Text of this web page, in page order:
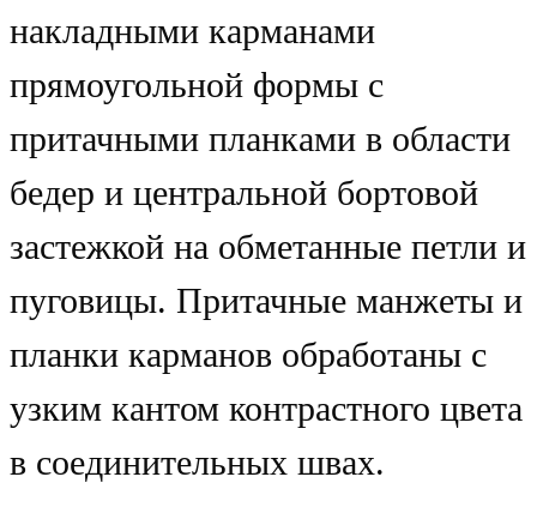
накладными карманами
прямоугольной формы с
притачными планками в области
бедер и центральной бортовой
застежкой на обметанные петли и
пуговицы. Притачные манжеты и
планки карманов обработаны с
узким кантом контрастного цвета
в соединительных швах.